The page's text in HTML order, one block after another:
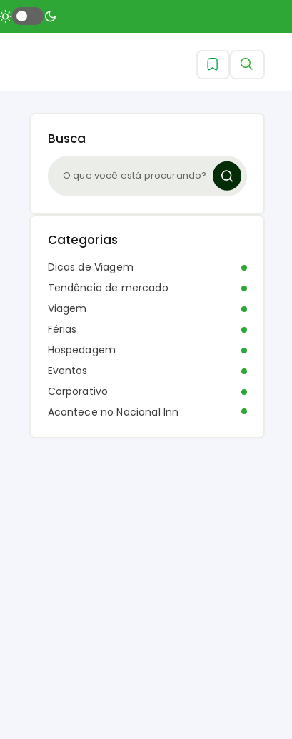
Busca
Categorias
Dicas de Viagem
Tendência de mercado
Viagem
Férias
Hospedagem
Eventos
Corporativo
Acontece no Nacional Inn